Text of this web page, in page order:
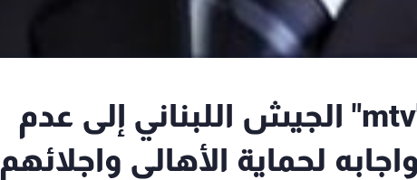
معين المرعبي يدعو عبر الـ"mtv" الجيش اللبناني إلى عدم
لحماية الأهالي واجلائهم